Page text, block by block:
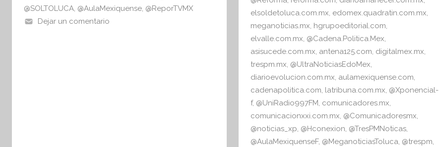
@SOLTOLUCA, @AulaMexiquense, @ReporTVMX
Dejar un comentario
elsoldetoluca.com.mx, edomex.quadratin.com.mx,
meganoticias.mx, hgrupoeditorial.com,
elvalle.com.mx, @Cadena.Politica.Mex,
asisucede.com.mx, antena125.com, digitalmex.mx,
trespm.mx, @UltraNoticiasEdoMex,
diarioevolucion.com.mx, aulamexiquense.com,
cadenapolitica.com, latribuna.com.mx, @Xponencial-
f, @UniRadio997FM, comunicadores.mx,
comunicacionxxi.com.mx, @Comunicadoresmx,
@noticias_xp, @Hconexion, @TresPMNoticas,
@AulaMexiquenseF, @MeganoticiasToluca, @trespm,